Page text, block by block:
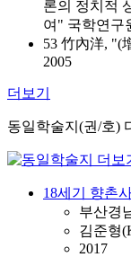
론의 정치적
여" 국학연구
53 竹內洋, "(
2005
더보기
동일학술지(권/호)
18세기 향촌
부산경
김준형
2017